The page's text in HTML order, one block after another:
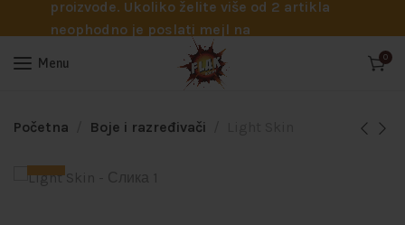
proizvode. Ukoliko želite više od 2 artikla
neophodno je poslati mejl na
info@flakhobby.com sa preciznim šiframa
proizvoda. Svakako nas možete pozvati
potrebna pomoć oko odabira.
Menu 0
Početna Boje i razređivači